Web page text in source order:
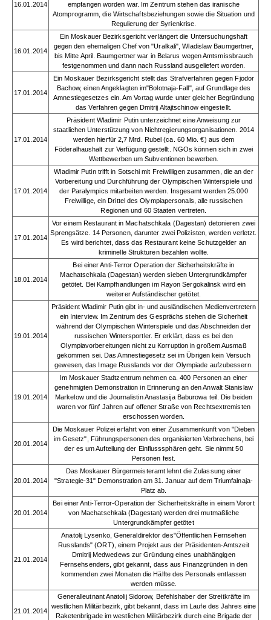
16.01.2014
empfangen worden war. Im Zentrum stehen das iranische
Atomprogramm, die Wirtschaftsbeziehungen sowie die Situation und
Regulierung der Syrienkrise.
16.01.2014
Ein Moskauer Bezirksgericht verlängert die Untersuchungshaft
gegen den ehemaligen Chef von "Uralkali", Wladislaw Baumgertner,
bis Mitte April. Baumgertner war in Belarus wegen Amtsmissbrauch
festgenommen und dann nach Russland ausgeliefert worden.
17.01.2014
Ein Moskauer Bezirksgericht stellt das Strafverfahren gegen Fjodor
Bachow, einen Angeklagten im"Bolotnaja-Fall", auf Grundlage des
Amnestiegesetzes ein. Am Vortag wurde unter gleicher Begründung
das Verfahren gegen Dmitrij Altajtschinow eingestellt.
17.01.2014
Präsident Wladimir Putin unterzeichnet eine Anweisung zur
staatlichen Unterstützung von Nichtregierungsorganisationen. 2014
werden hierfür 2,7 Mrd. Rubel (ca. 60 Mio. €) aus dem
Föderalhaushalt zur Verfügung gestellt. NGOs können sich in zwei
Wettbewerben um Subventionen bewerben.
17.01.2014
Wladimir Putin trifft in Sotschi mit Freiwilligen zusammen, die an der
Vorbereitung und Durchführung der Olympischen Winterspiele und
der Paralympics mitarbeiten werden. Insgesamt werden 25.000
Freiwillige, ein Drittel des Olympiapersonals, alle russischen
Regionen und 60 Staaten vertreten.
17.01.2014
Vor einem Restaurant in Machatschkala (Dagestan) detonieren zwei
Sprengsätze. 14 Personen, darunter zwei Polizisten, werden verletzt.
Es wird berichtet, dass das Restaurant keine Schutzgelder an
kriminelle Strukturen bezahlen wollte.
18.01.2014
Bei einer Anti-Terror Operation der Sicherheitskräfte in
Machatschkala (Dagestan) werden sieben Untergrundkämpfer
getötet. Bei Kampfhandlungen im Rayon Sergokalinsk wird ein
weiterer Aufständischer getötet.
19.01.2014
Präsident Wladimir Putin gibt in- und ausländischen Medienvertretern
ein Interview. Im Zentrum des Gesprächs stehen die Sicherheit
während der Olympischen Winterspiele und das Abschneiden der
russischen Wintersportler. Er erklärt, dass es bei den
Olympiavorbereitungen nicht zu Korruption in großem Ausmaß
gekommen sei. Das Amnestiegesetz sei im Übrigen kein Versuch
gewesen, das Image Russlands vor der Olympiade aufzubessern.
19.01.2014
Im Moskauer Stadtzentrum nehmen ca. 400 Personen an einer
genehmigten Demonstration in Erinnerung an den Anwalt Stanislaw
Markelow und die Journalistin Anastasija Baburowa teil. Die beiden
waren vor fünf Jahren auf offener Straße von Rechtsextremisten
erschossen worden.
20.01.2014
Die Moskauer Polizei erfährt von einer Zusammenkunft von "Dieben
im Gesetz", Führungspersonen des organisierten Verbrechens, bei
der es um Aufteilung der Einflusssphären geht. Sie nimmt 50
Personen fest.
20.01.2014
Das Moskauer Bürgermeisteramt lehnt die Zulassung einer
"Strategie-31" Demonstration am 31. Januar auf dem Triumfalnaja-
Platz ab.
20.01.2014
Bei einer Anti-Terror-Operation der Sicherheitskräfte in einem Vorort
von Machatschkala (Dagestan) werden drei mutmaßliche
Untergrundkämpfer getötet
21.01.2014
Anatolij Lysenko, Generaldirektor des"Öffentlichen Fernsehen
Russlands" (ORT), einem Projekt aus der Präsidenten-Amtszeit
Dmitrij Medwedews zur Gründung eines unabhängigen
Fernsehsenders, gibt gekannt, dass aus Finanzgründen in den
kommenden zwei Monaten die Hälfte des Personals entlassen
werden müsse.
21.01.2014
Generalleutnant Anatolij Sidorow, Befehlshaber der Streitkräfte im
westlichen Militärbezirk, gibt bekannt, dass im Laufe des Jahres eine
Raketenbrigade im westlichen Militärbezirk durch eine Brigade der